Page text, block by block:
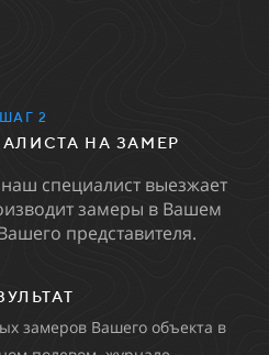
СЛУЧАЕ УТОЧНЕНИЯ
УЧАСТКА)
замера готовит
земельного участка.